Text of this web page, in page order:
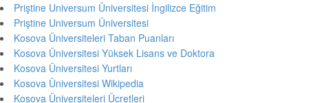
Priştine Universum Üniversitesi İngilizce Eğitim
Priştine Universum Üniversitesi
Kosova Üniversiteleri Taban Puanları
Kosova Üniversitesi Yüksek Lisans ve Doktora
Kosova Üniversitesi Yurtları
Kosova Üniversitesi Wikipedia
Kosova Üniversiteleri Ücretleri